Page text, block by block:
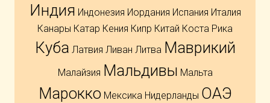
Индия Индонезия Иордания Испания Италия
Канары Катар Кения Кипр Китай Коста Рика
Куба Латвия Ливан Литва Маврикий
Малайзия Мальдивы Мальта
Марокко Мексика Нидерланды ОАЭ